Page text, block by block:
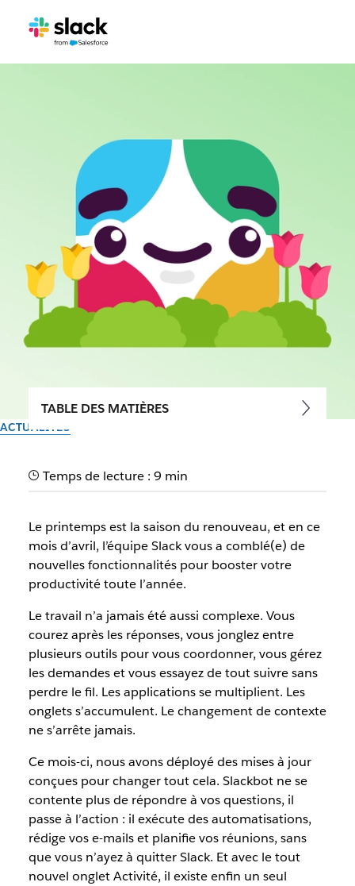
ACTUALITÉS
Nouveautés Slack :
Par l’équipe Slack
13 mai 2026
TABLE DES MATIÈRES
Temps de lecture : 9 min
Le printemps est la saison du renouveau, et en ce
mois d’avril, l’équipe Slack vous a comblé(e) de
nouvelles fonctionnalités pour booster votre
productivité toute l’année.
Le travail n’a jamais été aussi complexe. Vous
courez après les réponses, vous jonglez entre
plusieurs outils pour vous coordonner, vous gérez
les demandes et vous essayez de tout suivre sans
perdre le fil. Les applications se multiplient. Les
onglets s’accumulent. Le changement de contexte
ne s’arrête jamais.
Ce mois-ci, nous avons déployé des mises à jour
conçues pour changer tout cela. Slackbot ne se
contente plus de répondre à vos questions, il
passe à l’action : il exécute des automatisations,
rédige vos e-mails et planifie vos réunions, sans
que vous n’ayez à quitter Slack. Et avec le tout
nouvel onglet Activité, il existe enfin un seul